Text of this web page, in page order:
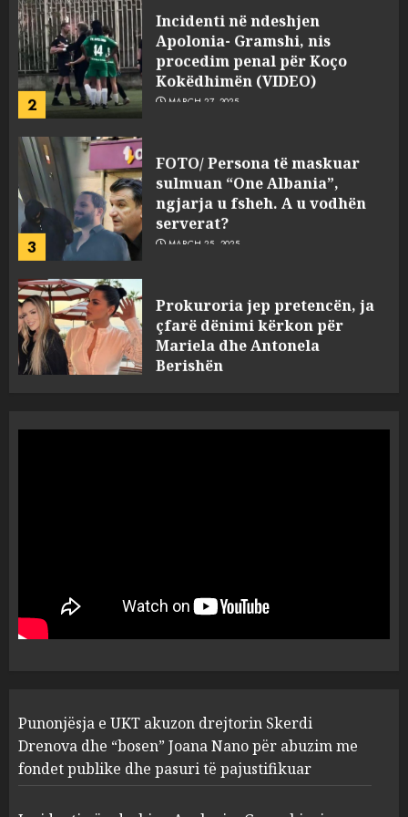
2
Apolonia- Gramshi, nis
procedim penal për Koço
Kokëdhimën (VIDEO)
MARCH 27, 2025
sulmuan “One Albania”,
ngjarja u fsheh. A u vodhën
serverat?
MARCH 25, 2025
4
çfarë dënimi kërkon për
Mariela dhe Antonela
Berishën
MARCH 25, 2025
1
“bosen” Joana Nano për
abuzim me fondet publike dhe
pasuri të pajustifikuar
2
Apolonia- Gramshi, nis
procedim penal për Koço
Kokëdhimën (VIDEO)
MARCH 27, 2025
Punonjësja e UKT akuzon drejtorin Skerdi
Drenova dhe “bosen” Joana Nano për abuzim me
fondet publike dhe pasuri të pajustifikuar